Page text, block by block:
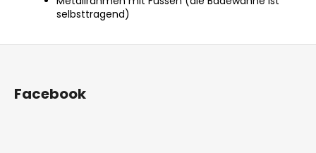
selbsttragend)
F
Facebook